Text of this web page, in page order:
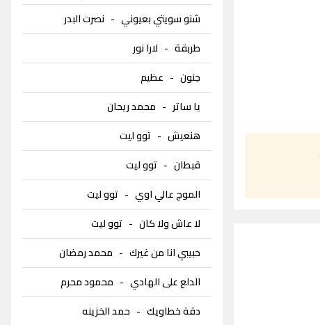
شنو سويتي بعيوني- نصرت البدر
طربقة- لارا نور
جنون- عظيم
يا ساتر - محمد ريحان
هنعيش- توو ليت
قبطان- توو ليت
الموج عالي اوي- توو ليت
لا عاش ولا كان- توو ليت
حبيبي انا من غيرك- محمد رمضان
الدلع على الهادي- محمود محرم
دقة خطاويك- حمد الخزينه